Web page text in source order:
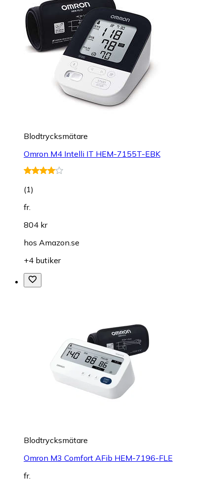
Blodtrycksmätare
Omron M4 Intelli IT HEM-7155T-EBK
(1)
fr.
804 kr
hos Amazon.se
+4 butiker
Blodtrycksmätare
Omron M3 Comfort AFib HEM-7196-FLE
fr.